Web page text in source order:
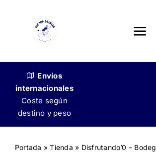
Tienda
Nuestra historia
Venta a restauradores
Envíos
internacionales
Coste según
destino y peso
Portada »Tienda » Disfrutando’0 –